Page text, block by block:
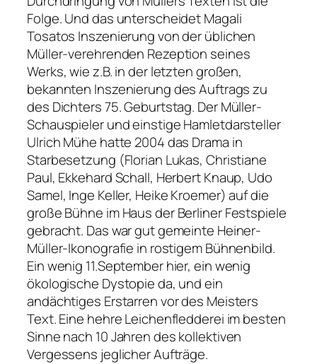
Folge. Und das unterscheidet Magali
Tosatos Inszenierung von der üblichen
Müller-verehrenden Rezeption seines
Werks, wie z.B. in der letzten großen,
bekannten Inszenierung des Auftrags zu
des Dichters 75. Geburtstag. Der Müller-
Schauspieler und einstige Hamletdarsteller
Ulrich Mühe hatte 2004 das Drama in
Starbesetzung (Florian Lukas, Christiane
Paul, Ekkehard Schall, Herbert Knaup, Udo
Samel, Inge Keller, Heike Kroemer) auf die
große Bühne im Haus der Berliner Festspiele
gebracht. Das war gut gemeinte Heiner-
Müller-Ikonografie in rostigem Bühnenbild.
Ein wenig 11.September hier, ein wenig
ökologische Dystopie da, und ein
andächtiges Erstarren vor des Meisters
Text. Eine hehre Leichenfledderei im besten
Sinne nach 10 Jahren des kollektiven
Vergessens jeglicher Aufträge.